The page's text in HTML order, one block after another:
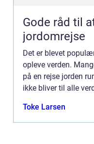
Gode råd til
jordomrejse
Det er blevet
opleve verden.
på en rejse jorden
ikke bliver til alle
Toke Larsen